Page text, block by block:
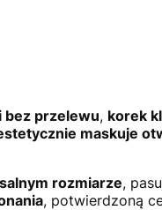
bez przelewu, korek
maskuje
rozmiarze,
, potwierdzoną